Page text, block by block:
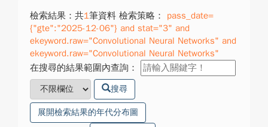
檢索結果：共1筆資料 檢索策略：
pass_date=
{"gte":"2025-12-06"} and stat="3" and
ekeyword.raw="Convolutional Neural Networks" and
ekeyword.raw="Convolutional Neural Networks"
在搜尋的結果範圍內查詢：
搜尋
展開檢索結果的年代分布圖